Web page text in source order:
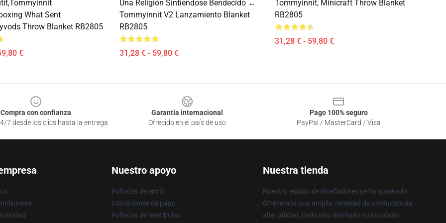
What Sent
Throw Blanket RB2805
€
Una Religión Sintiéndose Bendecido ←
Tommyinnit V2 Lanzamiento Blanket
RB2805
31,28 € - 59,80 €
Tommyinnit, Minicraft Throw Blanket
RB2805
31,28 € - 59,80 €
Compra con confianza
7 desde los clics hasta la entrega
Garantía internacional
Ofrecido en el país de uso
Pago 100% seguro
PayPal / MasterCard / Visa
Nuestro apoyo
Políticas de envío
Condiciones de pago
Políticas de reembolso
Nuestra tienda
Nuestro equipo de diseñadores se ha superado.
Ofrecemos una amplia variedad de productos de
alta calidad, cada uno diseñado con cuidado.